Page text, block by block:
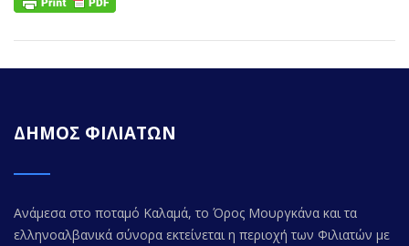
ΔΗΜΟΣ ΦΙΛΙΑΤΩΝ
Ανάμεσα στο ποταμό Καλαμά, το Όρος Μουργκάνα και τα
ελληνοαλβανικά σύνορα εκτείνεται η περιοχή των Φιλιατών με